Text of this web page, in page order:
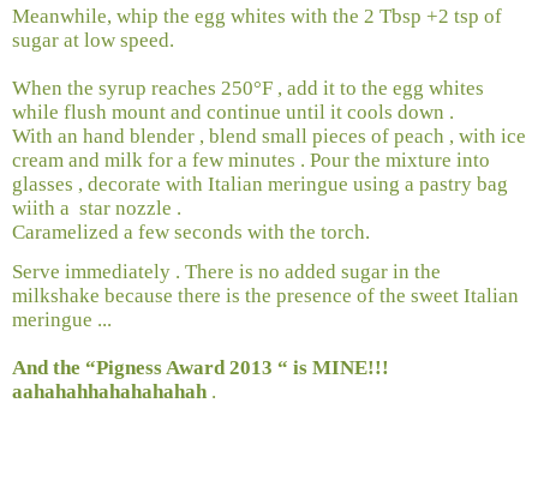
Meanwhile, whip the egg whites with the 2 Tbsp +2 tsp of
sugar at low speed.
When the syrup reaches 250°F , add it to the egg whites
while flush mount and continue until it cools down .
With an hand blender , blend small pieces of peach , with ice
cream and milk for a few minutes . Pour the mixture into
glasses , decorate with Italian meringue using a pastry bag
wiith a star nozzle .
Caramelized a few seconds with the torch.
Serve immediately . There is no added sugar in the
milkshake because there is the presence of the sweet Italian
meringue ...
And the “Pigness Award 2013 “ is MINE!!!
aahahahhahahahahah .